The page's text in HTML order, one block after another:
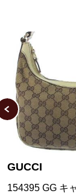
GUCCI
オールドグッ